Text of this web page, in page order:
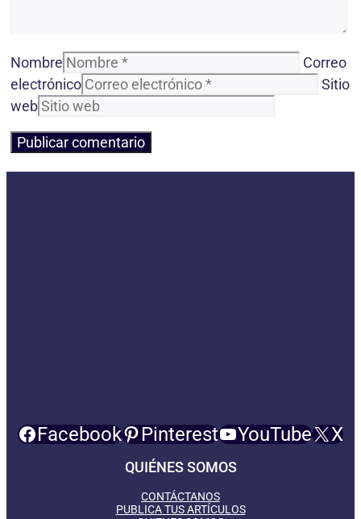
Nombre
Correo
electrónico
Sitio
web
Facebook Pinterest YouTube X
QUIÉNES SOMOS
CONTÁCTANOS
PUBLICA TUS ARTÍCULOS